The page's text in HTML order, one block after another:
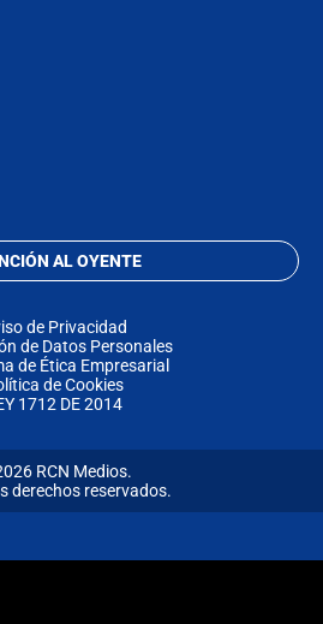
AL OYENTE
de Privacidad
de Datos Personales
de Ética Empresarial
de Cookies
1712 DE 2014
RCN Medios.
derechos reservados.